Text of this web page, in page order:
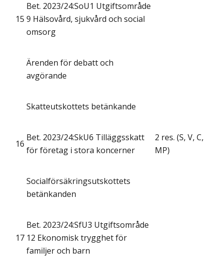
15
Bet. 2023/24:SoU1 Utgiftsområde
9 Hälsovård, sjukvård och social
omsorg
Ärenden för debatt och
avgörande
Skatteutskottets betänkande
16
Bet. 2023/24:SkU6 Tilläggsskatt
för företag i stora koncerner
2 res. (S, V, C,
MP)
Socialförsäkringsutskottets
betänkanden
17
Bet. 2023/24:SfU3 Utgiftsområde
12 Ekonomisk trygghet för
familjer och barn